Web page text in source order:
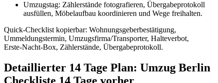
Umzugstag: Zählerstände fotografieren, Übergabeprotokoll
ausfüllen, Möbelaufbau koordinieren und Wege freihalten.
Quick‑Checklist kopierbar: Wohnungsgeberbestätigung,
Ummeldungstermin, Umzugsfirma/Transporter, Halteverbot,
Erste‑Nacht‑Box, Zählerstände, Übergabeprotokoll.
Detaillierter 14 Tage Plan: Umzug Berlin